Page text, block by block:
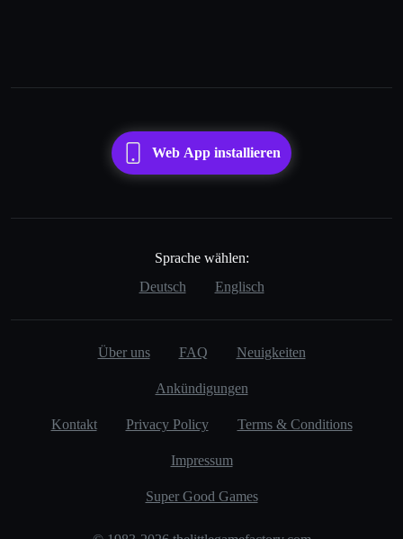
Web App installieren
Sprache wählen:
Deutsch
Englisch
Über uns FAQ Neuigkeiten
Ankündigungen
Kontakt Privacy Policy Terms & Conditions
Impressum
Super Good Games